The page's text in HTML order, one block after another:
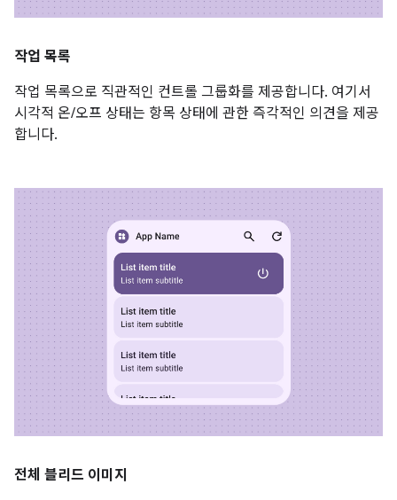
작업 목록
작업 목록으로 직관적인 컨트롤 그룹화를 제공합니다. 여기서
시각적 온/오프 상태는 항목 상태에 관한 즉각적인 의견을 제공
합니다.
전체 블리드 이미지